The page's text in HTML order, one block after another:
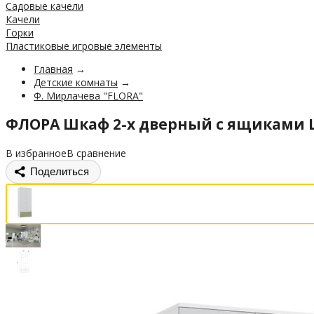
Садовые качели
Качели
Горки
Пластиковые игровые элементы
Главная →
Детские комнаты →
Ф. Мирлачева "FLORA"
ФЛОРА Шкаф 2-х дверный с ящиками
В избранноеВ сравнение
Поделиться